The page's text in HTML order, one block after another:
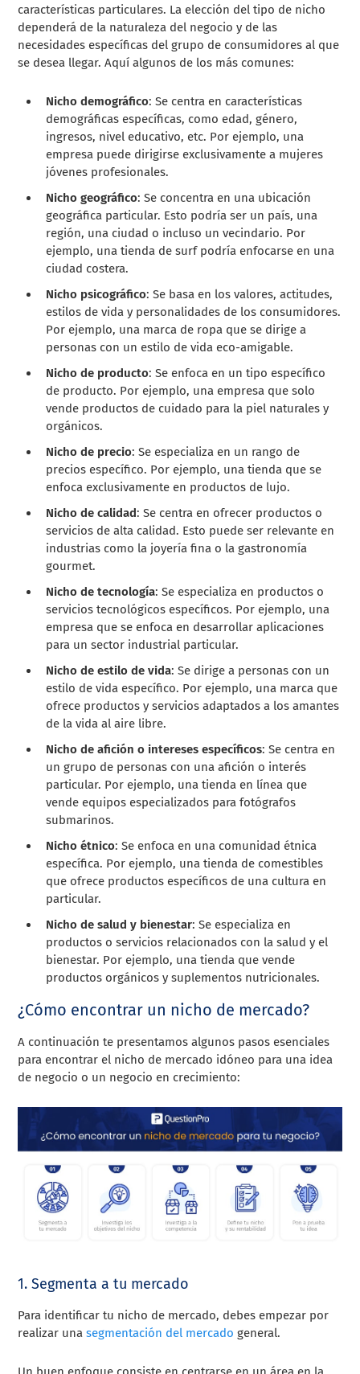
características particulares. La elección del tipo de nicho
dependerá de la naturaleza del negocio y de las
necesidades específicas del grupo de consumidores al que
se desea llegar. Aquí algunos de los más comunes:
Nicho demográfico: Se centra en características
demográficas específicas, como edad, género,
ingresos, nivel educativo, etc. Por ejemplo, una
empresa puede dirigirse exclusivamente a mujeres
jóvenes profesionales.
Nicho geográfico: Se concentra en una ubicación
geográfica particular. Esto podría ser un país, una
región, una ciudad o incluso un vecindario. Por
ejemplo, una tienda de surf podría enfocarse en una
ciudad costera.
Nicho psicográfico: Se basa en los valores, actitudes,
estilos de vida y personalidades de los consumidores.
Por ejemplo, una marca de ropa que se dirige a
personas con un estilo de vida eco-amigable.
Nicho de producto: Se enfoca en un tipo específico
de producto. Por ejemplo, una empresa que solo
vende productos de cuidado para la piel naturales y
orgánicos.
Nicho de precio: Se especializa en un rango de
precios específico. Por ejemplo, una tienda que se
enfoca exclusivamente en productos de lujo.
Nicho de calidad: Se centra en ofrecer productos o
servicios de alta calidad. Esto puede ser relevante en
industrias como la joyería fina o la gastronomía
gourmet.
Nicho de tecnología: Se especializa en productos o
servicios tecnológicos específicos. Por ejemplo, una
empresa que se enfoca en desarrollar aplicaciones
para un sector industrial particular.
Nicho de estilo de vida: Se dirige a personas con un
estilo de vida específico. Por ejemplo, una marca que
ofrece productos y servicios adaptados a los amantes
de la vida al aire libre.
Nicho de afición o intereses específicos: Se centra en
un grupo de personas con una afición o interés
particular. Por ejemplo, una tienda en línea que
vende equipos especializados para fotógrafos
submarinos.
Nicho étnico: Se enfoca en una comunidad étnica
específica. Por ejemplo, una tienda de comestibles
que ofrece productos específicos de una cultura en
particular.
Nicho de salud y bienestar: Se especializa en
productos o servicios relacionados con la salud y el
bienestar. Por ejemplo, una tienda que vende
productos orgánicos y suplementos nutricionales.
¿Cómo encontrar un nicho de mercado?
A continuación te presentamos algunos pasos esenciales
para encontrar el nicho de mercado idóneo para una idea
de negocio o un negocio en crecimiento:
1. Segmenta a tu mercado
Para identificar tu nicho de mercado, debes empezar por
realizar unasegmentación del mercado general.